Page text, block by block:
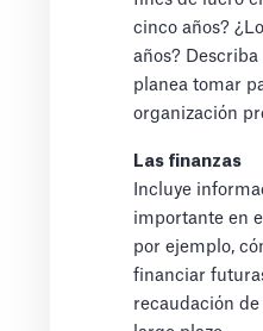
cinco años?
años? Describa
planea tomar
organización
Las finanzas
Incluye
importante en
por ejemplo,
financiar
recaudación